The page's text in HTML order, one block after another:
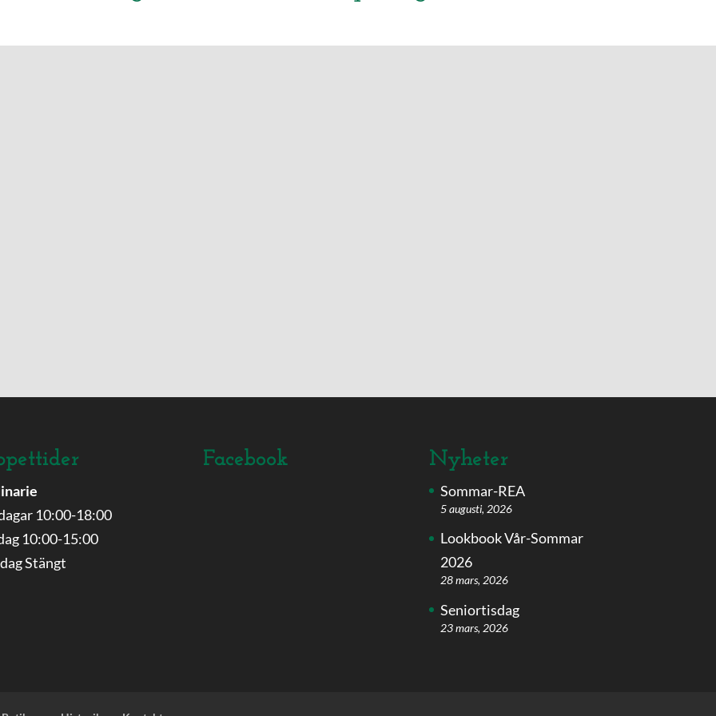
10:00-18:00
10:00-15:00
Stängt
Facebook Nyheter
Sommar-REA
5 augusti, 2026
Lookbook Vår-Sommar
2026
28 mars, 2026
Seniortisdag
23 mars, 2026